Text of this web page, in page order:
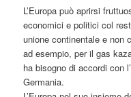
L’Europa può aprirsi
economici e politici col
unione continentale e non
ad esempio, per il gas
ha bisogno di accordi con
Germania.